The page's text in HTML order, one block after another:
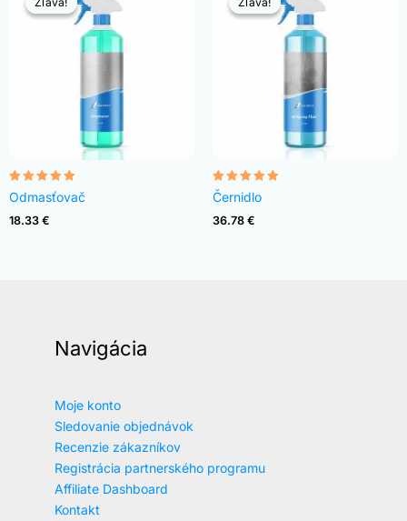
Hodnotenie
4.82
z 5
Odmasťovač
18.33 €
Hodnotenie
4.83
z 5
Černidlo
36.78 €
Navigácia
Moje konto
Sledovanie objednávok
Recenzie zákazníkov
Registrácia partnerského programu
Affiliate Dashboard
Kontakt